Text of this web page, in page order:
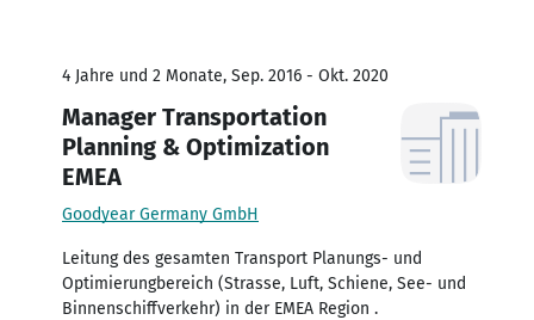
4 Jahre und 2 Monate, Sep. 2016 - Okt. 2020
Manager Transportation
Planning & Optimization
EMEA
Goodyear Germany GmbH
Leitung des gesamten Transport Planungs- und
Optimierungbereich (Strasse, Luft, Schiene, See- und
Binnenschiffverkehr) in der EMEA Region .